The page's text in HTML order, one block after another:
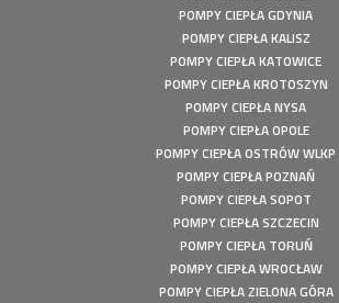
Pompa ciepła Kępiny Wielkie -
Pompa ciepła Wola Droszewska -
Fotowoltaika Wiśniowa Góra - Instalacja
Magazyn Energii Ródka - Sofar - BTS
Magazyn Energii Młodoszowice - Sofar -
Fotowoltaika Zajazd Ostoja - Instalacja
Fotowoltaika z magazynem energii -
POMPY CIEPŁA GDYNIA
POMPY CIEPŁA KALISZ
POMPY CIEPŁA KATOWICE
POMPY CIEPŁA KROTOSZYN
POMPY CIEPŁA NYSA
POMPY CIEPŁA OPOLE
POMPY CIEPŁA OSTRÓW WLKP
POMPY CIEPŁA POZNAŃ
POMPY CIEPŁA SOPOT
POMPY CIEPŁA SZCZECIN
POMPY CIEPŁA TORUŃ
POMPY CIEPŁA WROCŁAW
POMPY CIEPŁA ZIELONA GÓRA